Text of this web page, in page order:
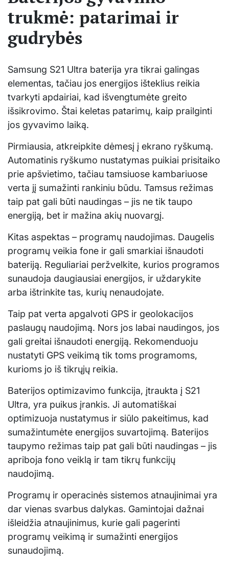
trukmė: patarimai ir
gudrybės
Samsung S21 Ultra baterija yra tikrai galingas
elementas, tačiau jos energijos išteklius reikia
tvarkyti apdairiai, kad išvengtumėte greito
išsikrovimo. Štai keletas patarimų, kaip prailginti
jos gyvavimo laiką.
Pirmiausia, atkreipkite dėmesį į ekrano ryškumą.
Automatinis ryškumo nustatymas puikiai prisitaiko
prie apšvietimo, tačiau tamsiuose kambariuose
verta jį sumažinti rankiniu būdu. Tamsus režimas
taip pat gali būti naudingas – jis ne tik taupo
energiją, bet ir mažina akių nuovargį.
Kitas aspektas – programų naudojimas. Daugelis
programų veikia fone ir gali smarkiai išnaudoti
bateriją. Reguliariai peržvelkite, kurios programos
sunaudoja daugiausiai energijos, ir uždarykite
arba ištrinkite tas, kurių nenaudojate.
Taip pat verta apgalvoti GPS ir geolokacijos
paslaugų naudojimą. Nors jos labai naudingos, jos
gali greitai išnaudoti energiją. Rekomenduoju
nustatyti GPS veikimą tik toms programoms,
kurioms jo iš tikrųjų reikia.
Baterijos optimizavimo funkcija, įtraukta į S21
Ultra, yra puikus įrankis. Ji automatiškai
optimizuoja nustatymus ir siūlo pakeitimus, kad
sumažintumėte energijos suvartojimą. Baterijos
taupymo režimas taip pat gali būti naudingas – jis
apriboja fono veiklą ir tam tikrų funkcijų
naudojimą.
Programų ir operacinės sistemos atnaujinimai yra
dar vienas svarbus dalykas. Gamintojai dažnai
išleidžia atnaujinimus, kurie gali pagerinti
programų veikimą ir sumažinti energijos
sunaudojimą.